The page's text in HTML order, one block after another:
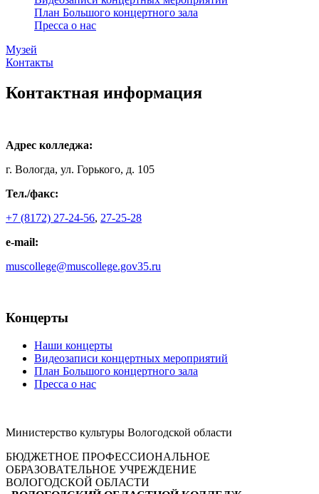
План Большого концертного зала
Пресса о нас
Музей
Контакты
Контактная информация
Адрес колледжа:
г. Вологда, ул. Горького, д. 105
Тел./факс:
+7 (8172) 27-24-56, 27-25-28
e-mail:
muscollege@muscollege.gov35.ru
Концерты
Наши концерты
Видеозаписи концертных мероприятий
План Большого концертного зала
Пресса о нас
Министерство культуры Вологодской области
БЮДЖЕТНОЕ ПРОФЕССИОНАЛЬНОЕ
ОБРАЗОВАТЕЛЬНОЕ УЧРЕЖДЕНИЕ
ВОЛОГОДСКОЙ ОБЛАСТИ